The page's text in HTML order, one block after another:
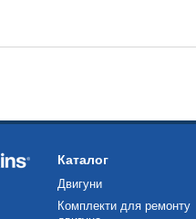
Каталог
Двигуни
Комплекти для ремонту